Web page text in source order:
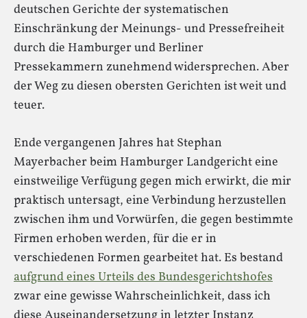
deutschen Gerichte der systematischen
Einschränkung der Meinungs- und Pressefreiheit
durch die Hamburger und Berliner
Pressekammern zunehmend widersprechen. Aber
der Weg zu diesen obersten Gerichten ist weit und
teuer.
Ende vergangenen Jahres hat Stephan
Mayerbacher beim Hamburger Landgericht eine
einstweilige Verfügung gegen mich erwirkt, die mir
praktisch untersagt, eine Verbindung herzustellen
zwischen ihm und Vorwürfen, die gegen bestimmte
Firmen erhoben werden, für die er in
verschiedenen Formen gearbeitet hat. Es bestand
aufgrund eines Urteils des Bundesgerichtshofes
zwar eine gewisse Wahrscheinlichkeit, dass ich